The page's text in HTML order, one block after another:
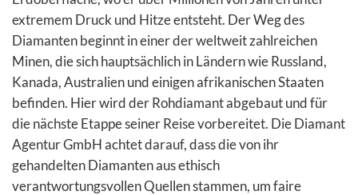
extremem Druck und Hitze entsteht. Der Weg des
Diamanten beginnt in einer der weltweit zahlreichen
Minen, die sich hauptsächlich in Ländern wie Russland,
Kanada, Australien und einigen afrikanischen Staaten
befinden. Hier wird der Rohdiamant abgebaut und für
die nächste Etappe seiner Reise vorbereitet. Die Diamant
Agentur GmbH achtet darauf, dass die von ihr
gehandelten Diamanten aus ethisch
verantwortungsvollen Quellen stammen, um faire